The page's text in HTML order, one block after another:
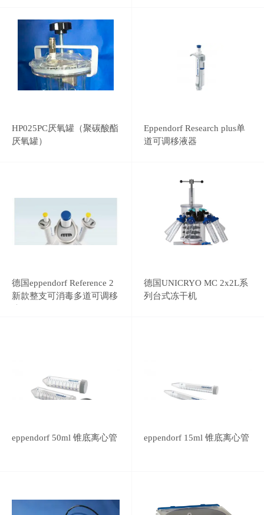
HP025PC厌氧罐（聚碳酸酯
厌氧罐）
Eppendorf Research plus单
道可调移液器
德国eppendorf Reference 2
新款整支可消毒多道可调移
德国UNICRYO MC 2x2L系
列台式冻干机
eppendorf 50ml 锥底离心管 eppendorf 15ml 锥底离心管